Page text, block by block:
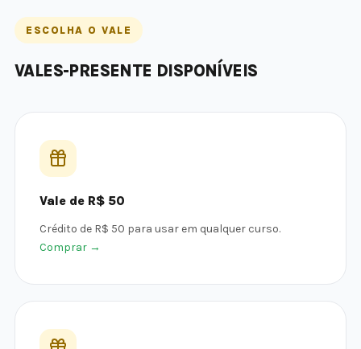
ESCOLHA O VALE
VALES-PRESENTE DISPONÍVEIS
Vale de R$ 50
Crédito de R$ 50 para usar em qualquer curso.
Comprar →